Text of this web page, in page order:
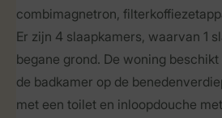
combimagnetron,
Er zijn 4 slaapkamers, waarvan 1
begane grond. De woning
de badkamer op de
met een toilet en inloopdouche